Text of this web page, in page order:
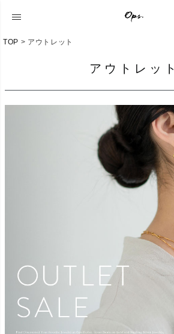
TOP アウトレット
アウトレット